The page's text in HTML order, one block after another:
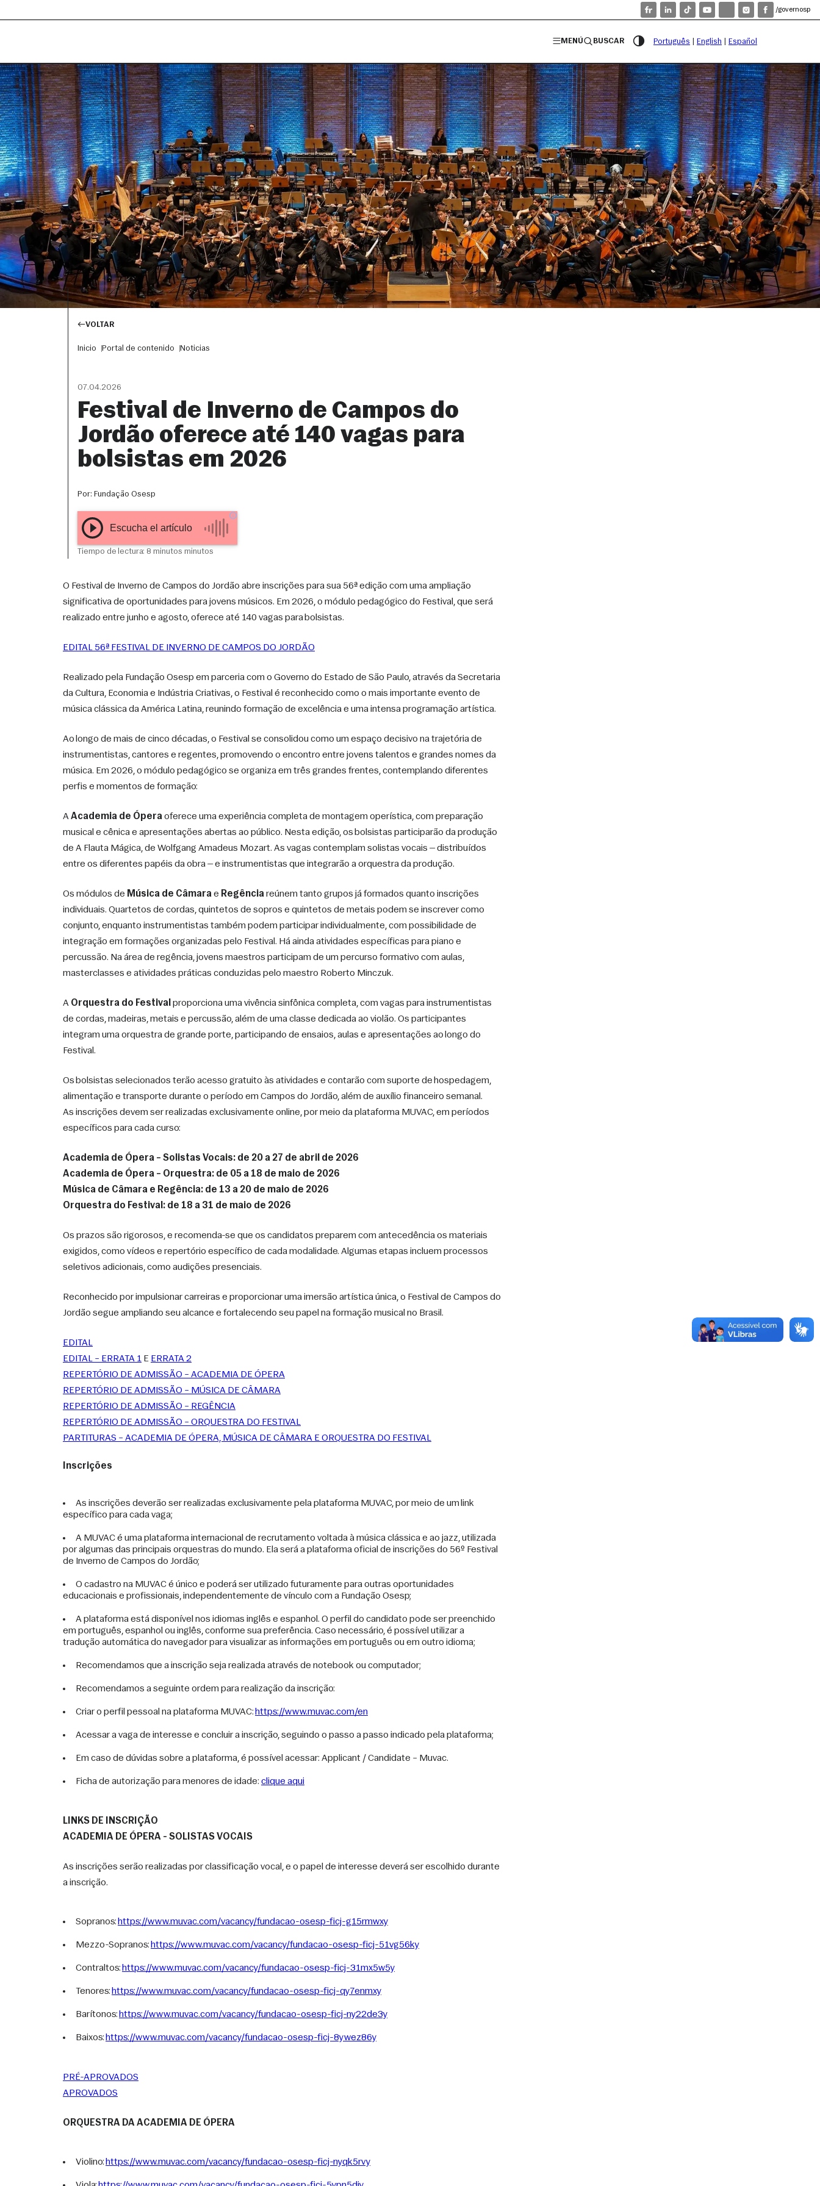
/governosp
MENÚ BUSCAR Português English Español
VOLTAR
Inicio Portal de contenido Noticias
07.04.2026
Festival de Inverno de Campos do
Jordão oferece até 140 vagas para
bolsistas em 2026
Por: Fundação Osesp
ESCUCHAR ARTÍCULO COMPARTIR
Tiempo de lectura: 8 minutos minutos
O Festival de Inverno de Campos do Jordão abre inscrições para sua 56ª edição com uma ampliação
significativa de oportunidades para jovens músicos. Em 2026, o módulo pedagógico do Festival, que será
realizado entre junho e agosto, oferece até 140 vagas para bolsistas.
EDITAL 56ª FESTIVAL DE INVERNO DE CAMPOS DO JORDÃO
Realizado pela Fundação Osesp em parceria com o Governo do Estado de São Paulo, através da Secretaria
da Cultura, Economia e Indústria Criativas, o Festival é reconhecido como o mais importante evento de
música clássica da América Latina, reunindo formação de excelência e uma intensa programação artística.
Ao longo de mais de cinco décadas, o Festival se consolidou como um espaço decisivo na trajetória de
instrumentistas, cantores e regentes, promovendo o encontro entre jovens talentos e grandes nomes da
música. Em 2026, o módulo pedagógico se organiza em três grandes frentes, contemplando diferentes
perfis e momentos de formação:
A Academia de Ópera oferece uma experiência completa de montagem operística, com preparação
musical e cênica e apresentações abertas ao público. Nesta edição, os bolsistas participarão da produção
de A Flauta Mágica, de Wolfgang Amadeus Mozart. As vagas contemplam solistas vocais — distribuídos
entre os diferentes papéis da obra — e instrumentistas que integrarão a orquestra da produção.
Os módulos de Música de Câmara e Regência reúnem tanto grupos já formados quanto inscrições
individuais. Quartetos de cordas, quintetos de sopros e quintetos de metais podem se inscrever como
conjunto, enquanto instrumentistas também podem participar individualmente, com possibilidade de
integração em formações organizadas pelo Festival. Há ainda atividades específicas para piano e
percussão. Na área de regência, jovens maestros participam de um percurso formativo com aulas,
masterclasses e atividades práticas conduzidas pelo maestro Roberto Minczuk.
A Orquestra do Festival proporciona uma vivência sinfônica completa, com vagas para instrumentistas
de cordas, madeiras, metais e percussão, além de uma classe dedicada ao violão. Os participantes
integram uma orquestra de grande porte, participando de ensaios, aulas e apresentações ao longo do
Festival.
Os bolsistas selecionados terão acesso gratuito às atividades e contarão com suporte de hospedagem,
alimentação e transporte durante o período em Campos do Jordão, além de auxílio financeiro semanal.
As inscrições devem ser realizadas exclusivamente online, por meio da plataforma MUVAC, em períodos
específicos para cada curso:
Academia de Ópera – Solistas Vocais: de 20 a 27 de abril de 2026
Academia de Ópera – Orquestra: de 05 a 18 de maio de 2026
Música de Câmara e Regência: de 13 a 20 de maio de 2026
Orquestra do Festival: de 18 a 31 de maio de 2026
Os prazos são rigorosos, e recomenda-se que os candidatos preparem com antecedência os materiais
exigidos, como vídeos e repertório específico de cada modalidade. Algumas etapas incluem processos
seletivos adicionais, como audições presenciais.
Reconhecido por impulsionar carreiras e proporcionar uma imersão artística única, o Festival de Campos do
Jordão segue ampliando seu alcance e fortalecendo seu papel na formação musical no Brasil.
EDITAL
EDITAL – ERRATA 1 E ERRATA 2
REPERTÓRIO DE ADMISSÃO – ACADEMIA DE ÓPERA
REPERTÓRIO DE ADMISSÃO – MÚSICA DE CÂMARA
REPERTÓRIO DE ADMISSÃO – REGÊNCIA
REPERTÓRIO DE ADMISSÃO – ORQUESTRA DO FESTIVAL
PARTITURAS – ACADEMIA DE ÓPERA, MÚSICA DE CÂMARA E ORQUESTRA DO FESTIVAL
Inscrições
As inscrições deverão ser realizadas exclusivamente pela plataforma MUVAC, por meio de um link
específico para cada vaga;
A MUVAC é uma plataforma internacional de recrutamento voltada à música clássica e ao jazz, utilizada
por algumas das principais orquestras do mundo. Ela será a plataforma oficial de inscrições do 56º Festival
de Inverno de Campos do Jordão;
O cadastro na MUVAC é único e poderá ser utilizado futuramente para outras oportunidades
educacionais e profissionais, independentemente de vínculo com a Fundação Osesp;
A plataforma está disponível nos idiomas inglês e espanhol. O perfil do candidato pode ser preenchido
em português, espanhol ou inglês, conforme sua preferência. Caso necessário, é possível utilizar a
tradução automática do navegador para visualizar as informações em português ou em outro idioma;
Recomendamos que a inscrição seja realizada através de notebook ou computador;
Recomendamos a seguinte ordem para realização da inscrição:
Criar o perfil pessoal na plataforma MUVAC: https://www.muvac.com/en
Acessar a vaga de interesse e concluir a inscrição, seguindo o passo a passo indicado pela plataforma;
Em caso de dúvidas sobre a plataforma, é possível acessar: Applicant / Candidate – Muvac.
Ficha de autorização para menores de idade: clique aqui
LINKS DE INSCRIÇÃO
ACADEMIA DE ÓPERA - SOLISTAS VOCAIS
As inscrições serão realizadas por classificação vocal, e o papel de interesse deverá ser escolhido durante
a inscrição.
Sopranos: https://www.muvac.com/vacancy/fundacao-osesp-ficj-g15rmwxy
Mezzo-Sopranos: https://www.muvac.com/vacancy/fundacao-osesp-ficj-51vg56ky
Contraltos: https://www.muvac.com/vacancy/fundacao-osesp-ficj-31mx5w5y
Tenores: https://www.muvac.com/vacancy/fundacao-osesp-ficj-qy7enmxy
Barítonos: https://www.muvac.com/vacancy/fundacao-osesp-ficj-ny22de3y
Baixos: https://www.muvac.com/vacancy/fundacao-osesp-ficj-8ywez86y
PRÉ-APROVADOS
APROVADOS
ORQUESTRA DA ACADEMIA DE ÓPERA
Violino: https://www.muvac.com/vacancy/fundacao-osesp-ficj-nyqk5rvy